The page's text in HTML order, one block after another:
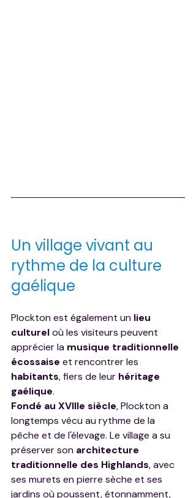
Un village vivant au
rythme de la culture
gaélique
Plockton est également un lieu
culturel où les visiteurs peuvent
apprécier la musique traditionnelle
écossaise et rencontrer les
habitants, fiers de leur héritage
gaélique.
Fondé au XVIIIe siècle, Plockton a
longtemps vécu au rythme de la
pêche et de l'élevage. Le village a su
préserver son architecture
traditionnelle des Highlands, avec
ses murets en pierre sèche et ses
jardins où poussent, étonnamment,